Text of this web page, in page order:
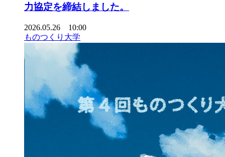
力協定を締結しました。
2026.05.26 10:00
ものつくり大学